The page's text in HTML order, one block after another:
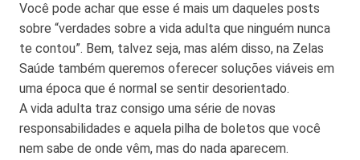
Você pode achar que esse é mais um daqueles posts
sobre “verdades sobre a vida adulta que ninguém nunca
te contou”. Bem, talvez seja, mas além disso, na Zelas
Saúde também queremos oferecer soluções viáveis em
uma época que é normal se sentir desorientado.
A vida adulta traz consigo uma série de novas
responsabilidades e aquela pilha de boletos que você
nem sabe de onde vêm, mas do nada aparecem.